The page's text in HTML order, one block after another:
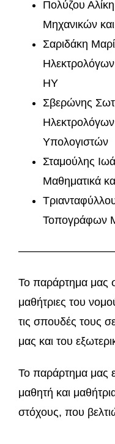
Πολύζου
Μηχανικών
Σαριδάκη
ΗΥ
Σβερώνης
Υπολογιστών
Σταμούλης
Μαθηματικά
Τοπογράφων
Το παράρτημα μας
μαθήτριες του
τις σπουδές τους
μας και του
Το παράρτημα μας
μαθητή και
στόχους, που